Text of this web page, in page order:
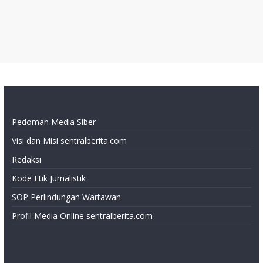
Pedoman Media Siber
Visi dan Misi sentralberita.com
Redaksi
Kode Etik Jurnalistik
SOP Perlindungan Wartawan
Profil Media Online sentralberita.com